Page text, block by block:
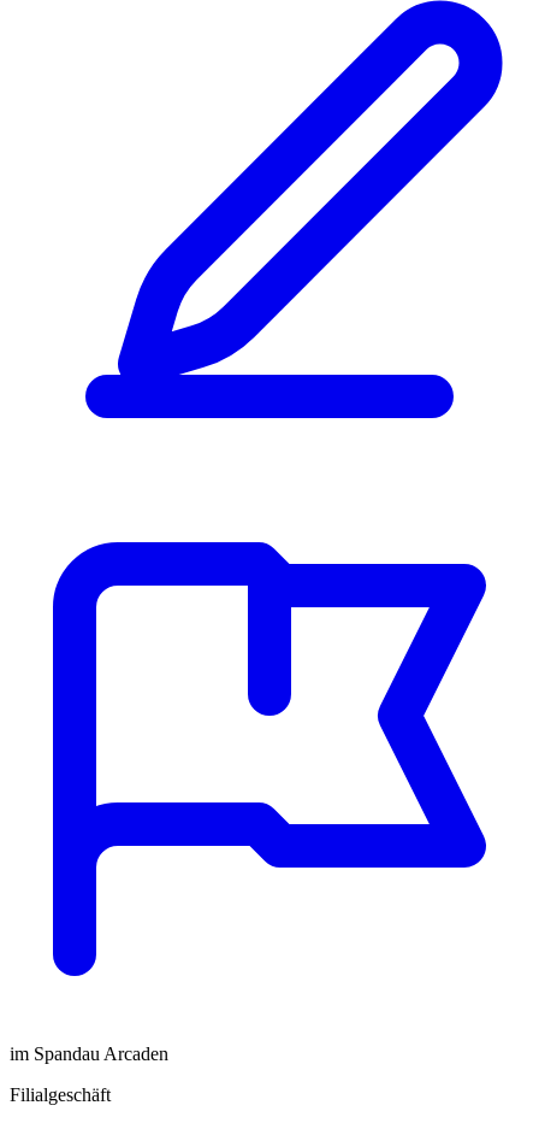
im Spandau Arcaden
Filialgeschäft